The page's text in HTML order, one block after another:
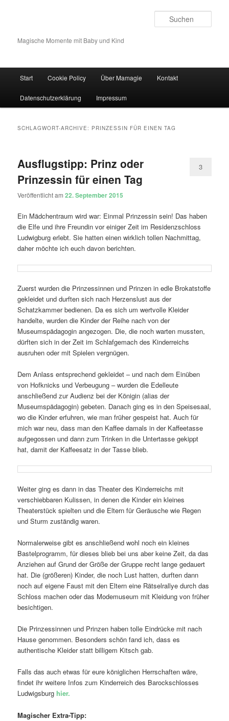
Magische Momente mit Baby und Kind
Zum Inhalt wechseln
Zum sekundären Inhalt wechseln
Start Cookie Policy Über Mamagie Kontakt
Datenschutzerklärung Impressum
SCHLAGWORT-ARCHIVE: PRINZESSIN FÜR EINEN TAG
Ausflugstipp: Prinz oder
Prinzessin für einen Tag
Veröffentlicht am22. September 2015
3
Ein Mädchentraum wird war: Einmal Prinzessin sein! Das haben
die Elfe und ihre Freundin vor einiger Zeit im Residenzschloss
Ludwigburg erlebt. Sie hatten einen wirklich tollen Nachmittag,
daher möchte ich euch davon berichten.
Zuerst wurden die Prinzessinnen und Prinzen in edle Brokatstoffe
gekleidet und durften sich nach Herzenslust aus der
Schatzkammer bedienen. Da es sich um wertvolle Kleider
handelte, wurden die Kinder der Reihe nach von der
Museumspädagogin angezogen. Die, die noch warten mussten,
dürften sich in der Zeit im Schlafgemach des Kinderreichs
ausruhen oder mit Spielen vergnügen.
Dem Anlass entsprechend gekleidet – und nach dem Einüben
von Hofknicks und Verbeugung – wurden die Edelleute
anschließend zur Audienz bei der Königin (alias der
Museumspädagogin) gebeten. Danach ging es in den Speisesaal,
wo die Kinder erfuhren, wie man früher gespeist hat. Auch für
mich war neu, dass man den Kaffee damals in der Kaffeetasse
aufgegossen und dann zum Trinken in die Untertasse gekippt
hat, damit der Kaffeesatz in der Tasse blieb.
Weiter ging es dann in das Theater des Kinderreichs mit
verschiebbaren Kulissen, in denen die Kinder ein kleines
Theaterstück spielten und die Eltern für Geräusche wie Regen
und Sturm zuständig waren.
Normalerweise gibt es anschließend wohl noch ein kleines
Bastelprogramm, für dieses blieb bei uns aber keine Zeit, da das
Anziehen auf Grund der Größe der Gruppe recht lange gedauert
hat. Die (größeren) Kinder, die noch Lust hatten, durften dann
noch auf eigene Faust mit den Eltern eine Rätselrallye durch das
Schloss machen oder das Modemuseum mit Kleidung von früher
besichtigen.
Die Prinzessinnen und Prinzen haben tolle Eindrücke mit nach
Hause genommen. Besonders schön fand ich, dass es
authentische Kleider statt billigem Kitsch gab.
Falls das auch etwas für eure königlichen Herrschaften wäre,
findet ihr weitere Infos zum Kinderreich des Barockschlosses
Ludwigsburg hier.
Magischer Extra-Tipp: